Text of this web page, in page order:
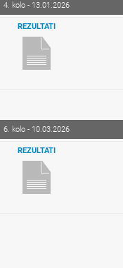
4. kolo - 13.01.2026
REZULTATI
6. kolo - 10.03.2026
REZULTATI